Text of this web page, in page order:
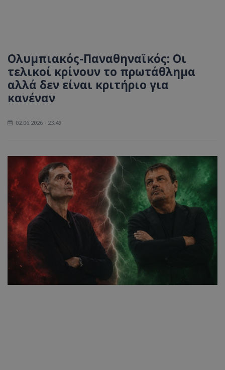
Ολυμπιακός-Παναθηναϊκός: Οι
τελικοί κρίνουν το πρωτάθλημα
αλλά δεν είναι κριτήριο για
κανέναν
02.06.2026 - 23:43